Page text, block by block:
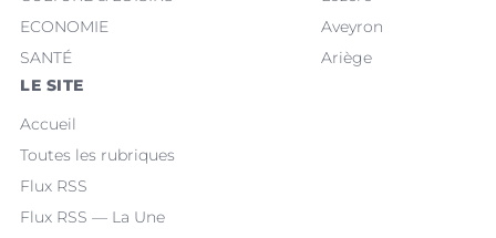
ECONOMIE
SANTÉ
Aveyron
Ariège
LE SITE
Accueil
Toutes les rubriques
Flux RSS
Flux RSS — La Une